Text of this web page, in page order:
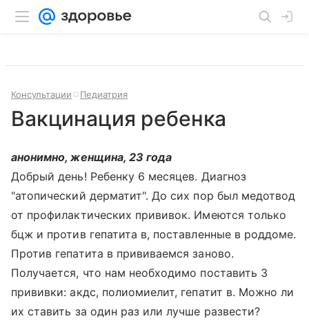
Консультации Педиатрия
Вакцинация ребенка
анонимно, женщина, 23 года
Добрый день! Ребенку 6 месяцев. Диагноз
"атопический дерматит". До сих пор был медотвод
от профилактических прививок. Имеются только
бцж и против гепатита в, поставленные в роддоме.
Против гепатита в прививаемся заново.
Получается, что нам необходимо поставить 3
прививки: акдс, полиомиелит, гепатит в. Можно ли
их ставить за один раз или лучше развести?